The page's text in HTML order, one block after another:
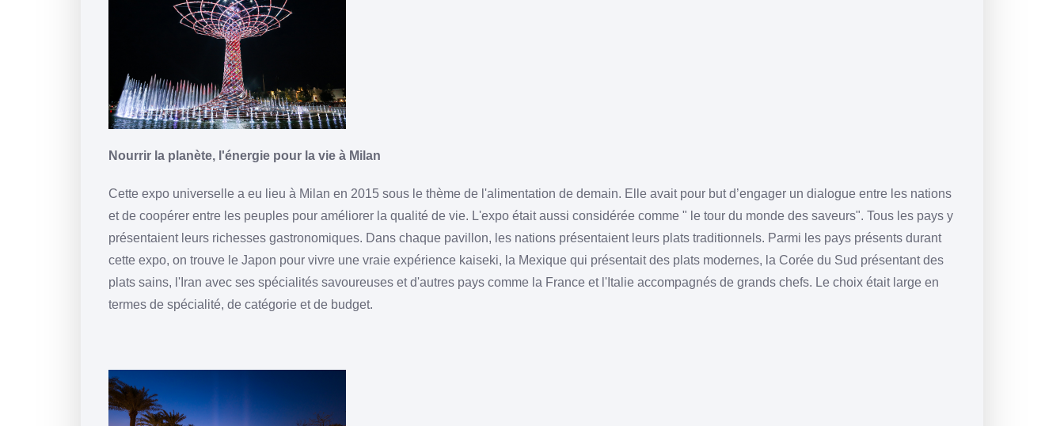
Nourrir la planète, l'énergie pour la vie à Milan
Cette expo universelle a eu lieu à Milan en 2015 sous le thème de l'alimentation de demain. Elle avait pour but d’engager un dialogue entre les nations
et de coopérer entre les peuples pour améliorer la qualité de vie. L'expo était aussi considérée comme " le tour du monde des saveurs". Tous les pays y
présentaient leurs richesses gastronomiques. Dans chaque pavillon, les nations présentaient leurs plats traditionnels. Parmi les pays présents durant
cette expo, on trouve le Japon pour vivre une vraie expérience kaiseki, la Mexique qui présentait des plats modernes, la Corée du Sud présentant des
plats sains, l'Iran avec ses spécialités savoureuses et d'autres pays comme la France et l'Italie accompagnés de grands chefs. Le choix était large en
termes de spécialité, de catégorie et de budget.